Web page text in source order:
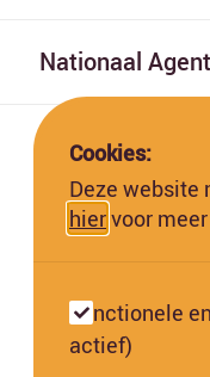
Nationaal
Cookies:
Deze website
hiervoor
Functionele
actief)